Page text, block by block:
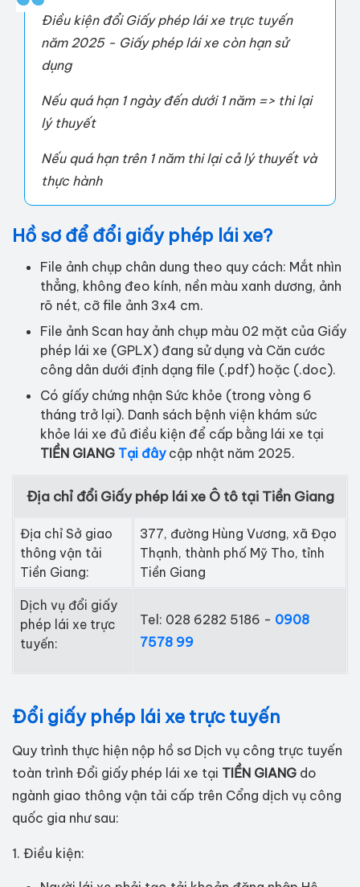
Điều kiện đổi Giấy phép lái xe trực tuyến
năm 2025 - Giấy phép lái xe còn hạn sử
dụng
Nếu quá hạn 1 ngày đến dưới 1 năm => thi lại
lý thuyết
Nếu quá hạn trên 1 năm thi lại cả lý thuyết và
thực hành
Hồ sơ để đổi giấy phép lái xe?
File ảnh chụp chân dung theo quy cách: Mắt nhìn
thẳng, không đeo kính, nền màu xanh dương, ảnh
rõ nét, cỡ file ảnh 3x4 cm.
File ảnh Scan hay ảnh chụp màu 02 mặt của Giấy
phép lái xe (GPLX) đang sử dụng và Căn cước
công dân dưới định dạng file (.pdf) hoặc (.doc).
Có gíấy chứng nhận Sức khỏe (trong vòng 6
tháng trở lại). Danh sách bệnh viện khám sức
khỏe lái xe đủ điều kiện để cấp bằng lái xe tại
TIỀN GIANG Tại đâycập nhật năm 2025.
Địa chỉ đổi Giấy phép lái xe Ô tô tại Tiền Giang
Địa chỉ Sở giao
thông vận tải
Tiền Giang:
377, đường Hùng Vương, xã Đạo
Thạnh, thành phố Mỹ Tho, tỉnh
Tiền Giang
Dịch vụ đổi giấy
phép lái xe trực
tuyến:
Tel: 028 6282 5186 - 0908
7578 99
Đổi giấy phép lái xe trực tuyến
Quy trình thực hiện nộp hồ sơ Dịch vụ công trực tuyến
toàn trình Đổi giấy phép lái xe tại TIỀN GIANG do
ngành giao thông vận tải cấp trên Cổng dịch vụ công
quốc gia như sau:
1. Điều kiện: